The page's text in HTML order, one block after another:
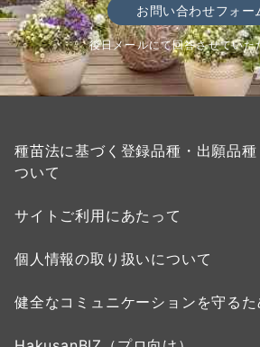
お問い合わせフォー
後日メールにて回答させていた
種苗法に基づく登録品種・出願品
ついて
サイトご利用にあたって
個人情報の取り扱いについて
健全なコミュニケーションを守る